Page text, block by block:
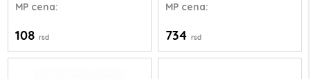
MP cena:
108rsd
MPcena:
734 rsd